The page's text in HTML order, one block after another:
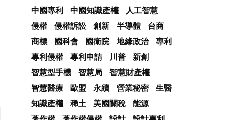
中國專利
中國知識產權
人工智慧
侵權
侵權訴訟 創新 半導體
台商
商標
國科會 國衛院 地緣政治
專利
專利侵權
專利申請 川普
新創
智慧型手機
智慧局
智慧財產權
智慧醫療
歐盟 永續 營業秘密
生醫
知識產權
稀土 美國關稅
能源